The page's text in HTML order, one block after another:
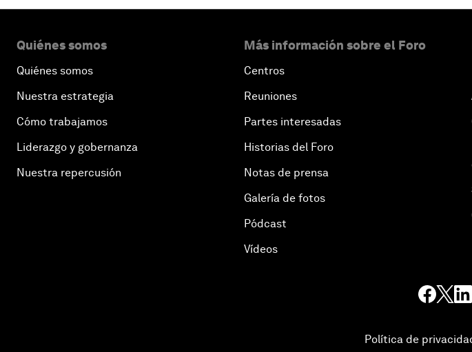
Quiénes somos
Quiénes somos
Nuestra estrategia
Cómo trabajamos
Liderazgo y gobernanza
Nuestra repercusión
Más información sobre el Foro
Centros
Reuniones
Partes interesadas
Historias del Foro
Notas de prensa
Galería de fotos
Pódcast
Vídeos
Política de